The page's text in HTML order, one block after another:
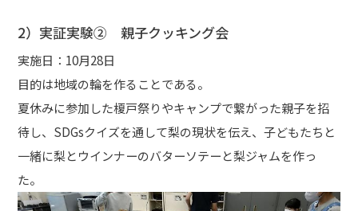
2）実証実験② 親子クッキング会
実施日：10月28日
目的は地域の輪を作ることである。
夏休みに参加した榎戸祭りやキャンプで繋がった親子を招
待し、SDGsクイズを通して梨の現状を伝え、子どもたちと
一緒に梨とウインナーのバターソテーと梨ジャムを作っ
た。